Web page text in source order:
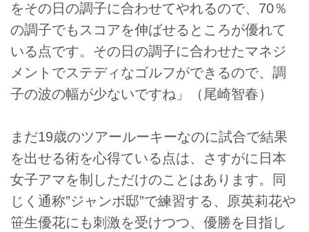
をその日の調子に合わせてやれるので、70％
の調子でもスコアを伸ばせるところが優れて
いる点です。その日の調子に合わせたマネジ
メントでステディなゴルフができるので、調
子の波の幅が少ないですね」（尾崎智春）
まだ19歳のツアールーキーなのに試合で結果
を出せる術を心得ている点は、さすがに日本
女子アマを制しただけのことはあります。同
じく通称”ジャンボ邸”で練習する、原英莉花や
笹生優花にも刺激を受けつつ、優勝を目指し